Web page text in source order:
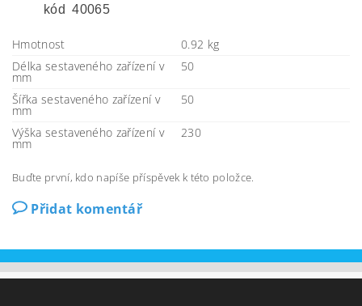
kód 40065
Hmotnost
0.92 kg
Délka sestaveného zařízení v
mm
50
Šířka sestaveného zařízení v
mm
50
Výška sestaveného zařízení v
mm
230
Buďte první, kdo napíše příspěvek k této položce.
Přidat komentář